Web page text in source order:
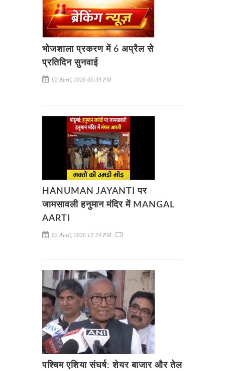
भोजशाला प्रकरण में 6 अप्रैल से
प्रतिदिन सुनवाई
02 April, 2026 05:39 PM
HANUMAN JAYANTI पर
जामसावली हनुमान मंदिर में MANGAL
AARTI
02 April, 2026 12:24 PM
पश्चिम एशिया संघर्ष: शेयर बाजार और तेल